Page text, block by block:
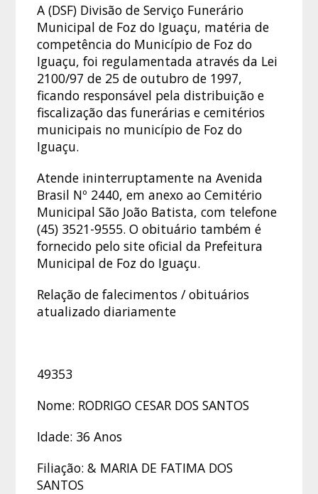
A (DSF) Divisão de Serviço Funerário
Municipal de Foz do Iguaçu, matéria de
competência do Município de Foz do
Iguaçu, foi regulamentada através da Lei
2100/97 de 25 de outubro de 1997,
ficando responsável pela distribuição e
fiscalização das funerárias e cemitérios
municipais no município de Foz do
Iguaçu.
Atende ininterruptamente na Avenida
Brasil Nº 2440, em anexo ao Cemitério
Municipal São João Batista, com telefone
(45) 3521-9555. O obituário também é
fornecido pelo site oficial da Prefeitura
Municipal de Foz do Iguaçu.
Relação de falecimentos / obituários
atualizado diariamente
49353
Nome: RODRIGO CESAR DOS SANTOS
Idade: 36 Anos
Filiação: & MARIA DE FATIMA DOS
SANTOS